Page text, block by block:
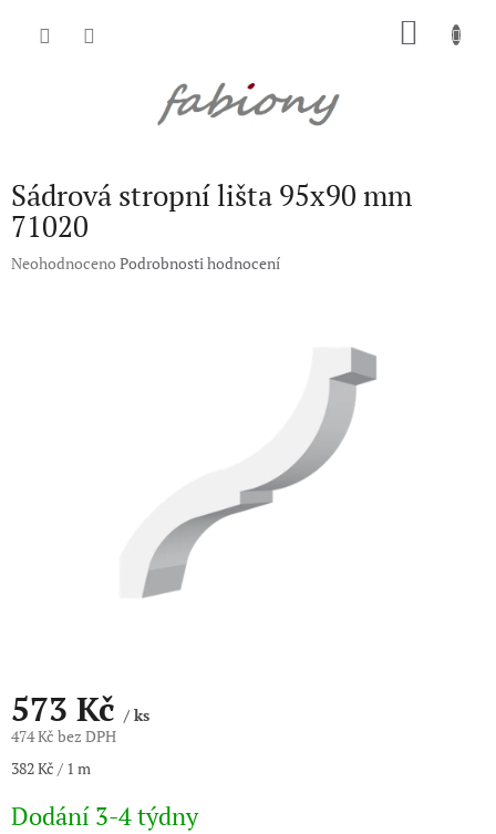
Sádrová stropní lišta 95x90 mm
71020
Průměrné
Neohodnoceno Podrobnosti hodnocení
573 Kč/ ks
474 Kč bez DPH
Měrná
382 Kč / 1 m
Dodání 3-4 týdny